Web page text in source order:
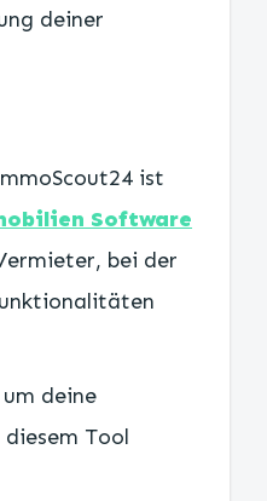
deiner
ist
Software
bei der
deine
Tool